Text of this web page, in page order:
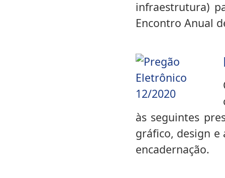
infraestrutura)
Encontro Anual
às seguintes
gráfico, design e
encadernação.